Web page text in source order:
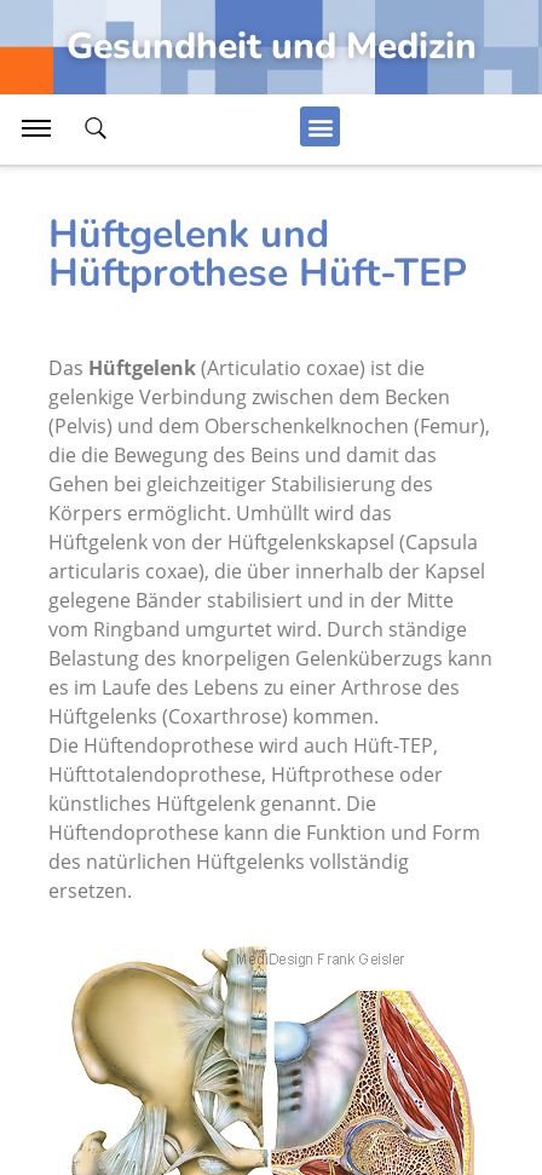
Gesundheit und Medizin
Kreislaufregulation, Regulation Blutstrom
Anti-Aging, Hautpflege gegen Falten
Brusteingeweide, Organe in Brusthöhle
Rückenmark mit Lendengeflecht und Kreuzbeingeflecht
Medizin
Gedächtnis, integrative Leistungen ZNS
Periphere Hormone des Menschen
Fortpflanzung, Zeugung und Befruchtung
Hallux valgus, Überbein am Fuß
Alle Artikel Anzeigen...
Hüftgelenk und
Hüftprothese Hüft-TEP
Das Hüftgelenk(Articulatio coxae) ist die
gelenkige Verbindung zwischen dem Becken
(Pelvis) und dem Oberschenkelknochen (Femur),
die die Bewegung des Beins und damit das
Gehen bei gleichzeitiger Stabilisierung des
Körpers ermöglicht. Umhüllt wird das
Hüftgelenk von der Hüftgelenkskapsel (Capsula
articularis coxae), die über innerhalb der Kapsel
gelegene Bänder stabilisiert und in der Mitte
vom Ringband umgurtet wird. Durch ständige
Belastung des knorpeligen Gelenküberzugs kann
es im Laufe des Lebens zu einer Arthrose des
Hüftgelenks (Coxarthrose) kommen.
Die Hüftendoprothese wird auch Hüft-TEP,
Hüfttotalendoprothese, Hüftprothese oder
künstliches Hüftgelenk genannt. Die
Hüftendoprothese kann die Funktion und Form
des natürlichen Hüftgelenks vollständig
ersetzen.